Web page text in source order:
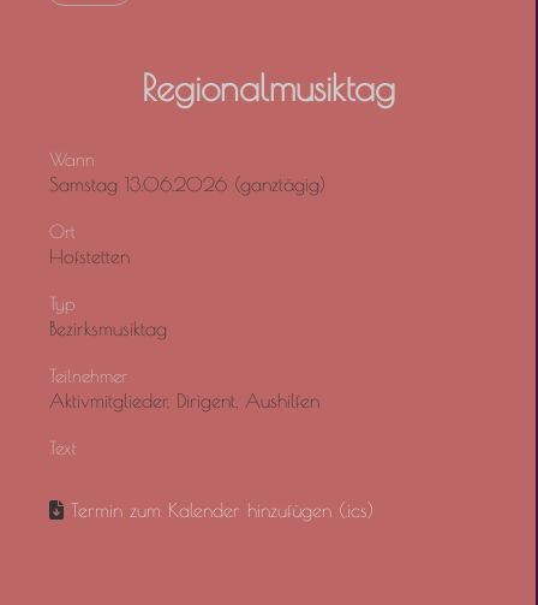
Regionalmusiktag
Wann
Samstag 13.06.2026 (ganztägig)
Ort
Hofstetten
Typ
Bezirksmusiktag
Teilnehmer
Aktivmitglieder, Dirigent, Aushilfen
Text
Termin zum Kalender hinzufügen (.ics)